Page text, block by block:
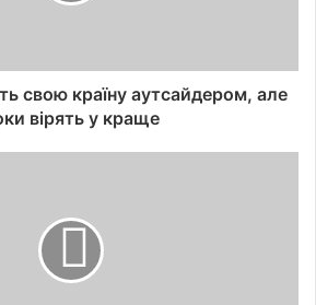
свою країну аутсайдером, але
вірять у краще